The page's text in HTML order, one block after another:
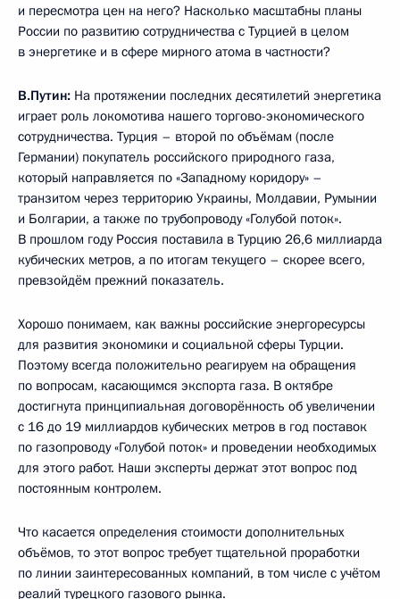
и пересмотра цен на него? Насколько масштабны планы
России по развитию сотрудничества с Турцией в целом
в энергетике и в сфере мирного атома в частности?
В.Путин: На протяжении последних десятилетий энергетика
играет роль локомотива нашего торгово-экономического
сотрудничества. Турция – второй по объёмам (после
Германии) покупатель российского природного газа,
который направляется по «Западному коридору» –
транзитом через территорию Украины, Молдавии, Румынии
и Болгарии, а также по трубопроводу «Голубой поток».
В прошлом году Россия поставила в Турцию 26,6 миллиарда
кубических метров, а по итогам текущего – скорее всего,
превзойдём прежний показатель.
Хорошо понимаем, как важны российские энергоресурсы
для развития экономики и социальной сферы Турции.
Поэтому всегда положительно реагируем на обращения
по вопросам, касающимся экспорта газа. В октябре
достигнута принципиальная договорённость об увеличении
с 16 до 19 миллиардов кубических метров в год поставок
по газопроводу «Голубой поток» и проведении необходимых
для этого работ. Наши эксперты держат этот вопрос под
постоянным контролем.
Что касается определения стоимости дополнительных
объёмов, то этот вопрос требует тщательной проработки
по линии заинтересованных компаний, в том числе с учётом
реалий турецкого газового рынка.